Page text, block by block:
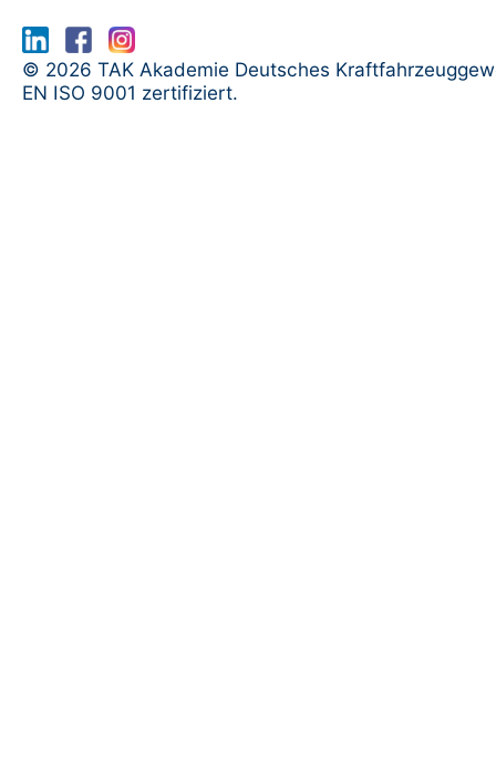
© 2026 TAK Akademie Deutsches
EN ISO 9001 zertifiziert.